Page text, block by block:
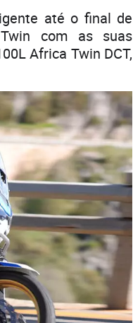
até o final de
com as suas
Africa Twin DCT,